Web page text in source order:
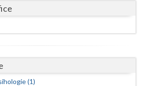
Covasna
Dolj
(1)